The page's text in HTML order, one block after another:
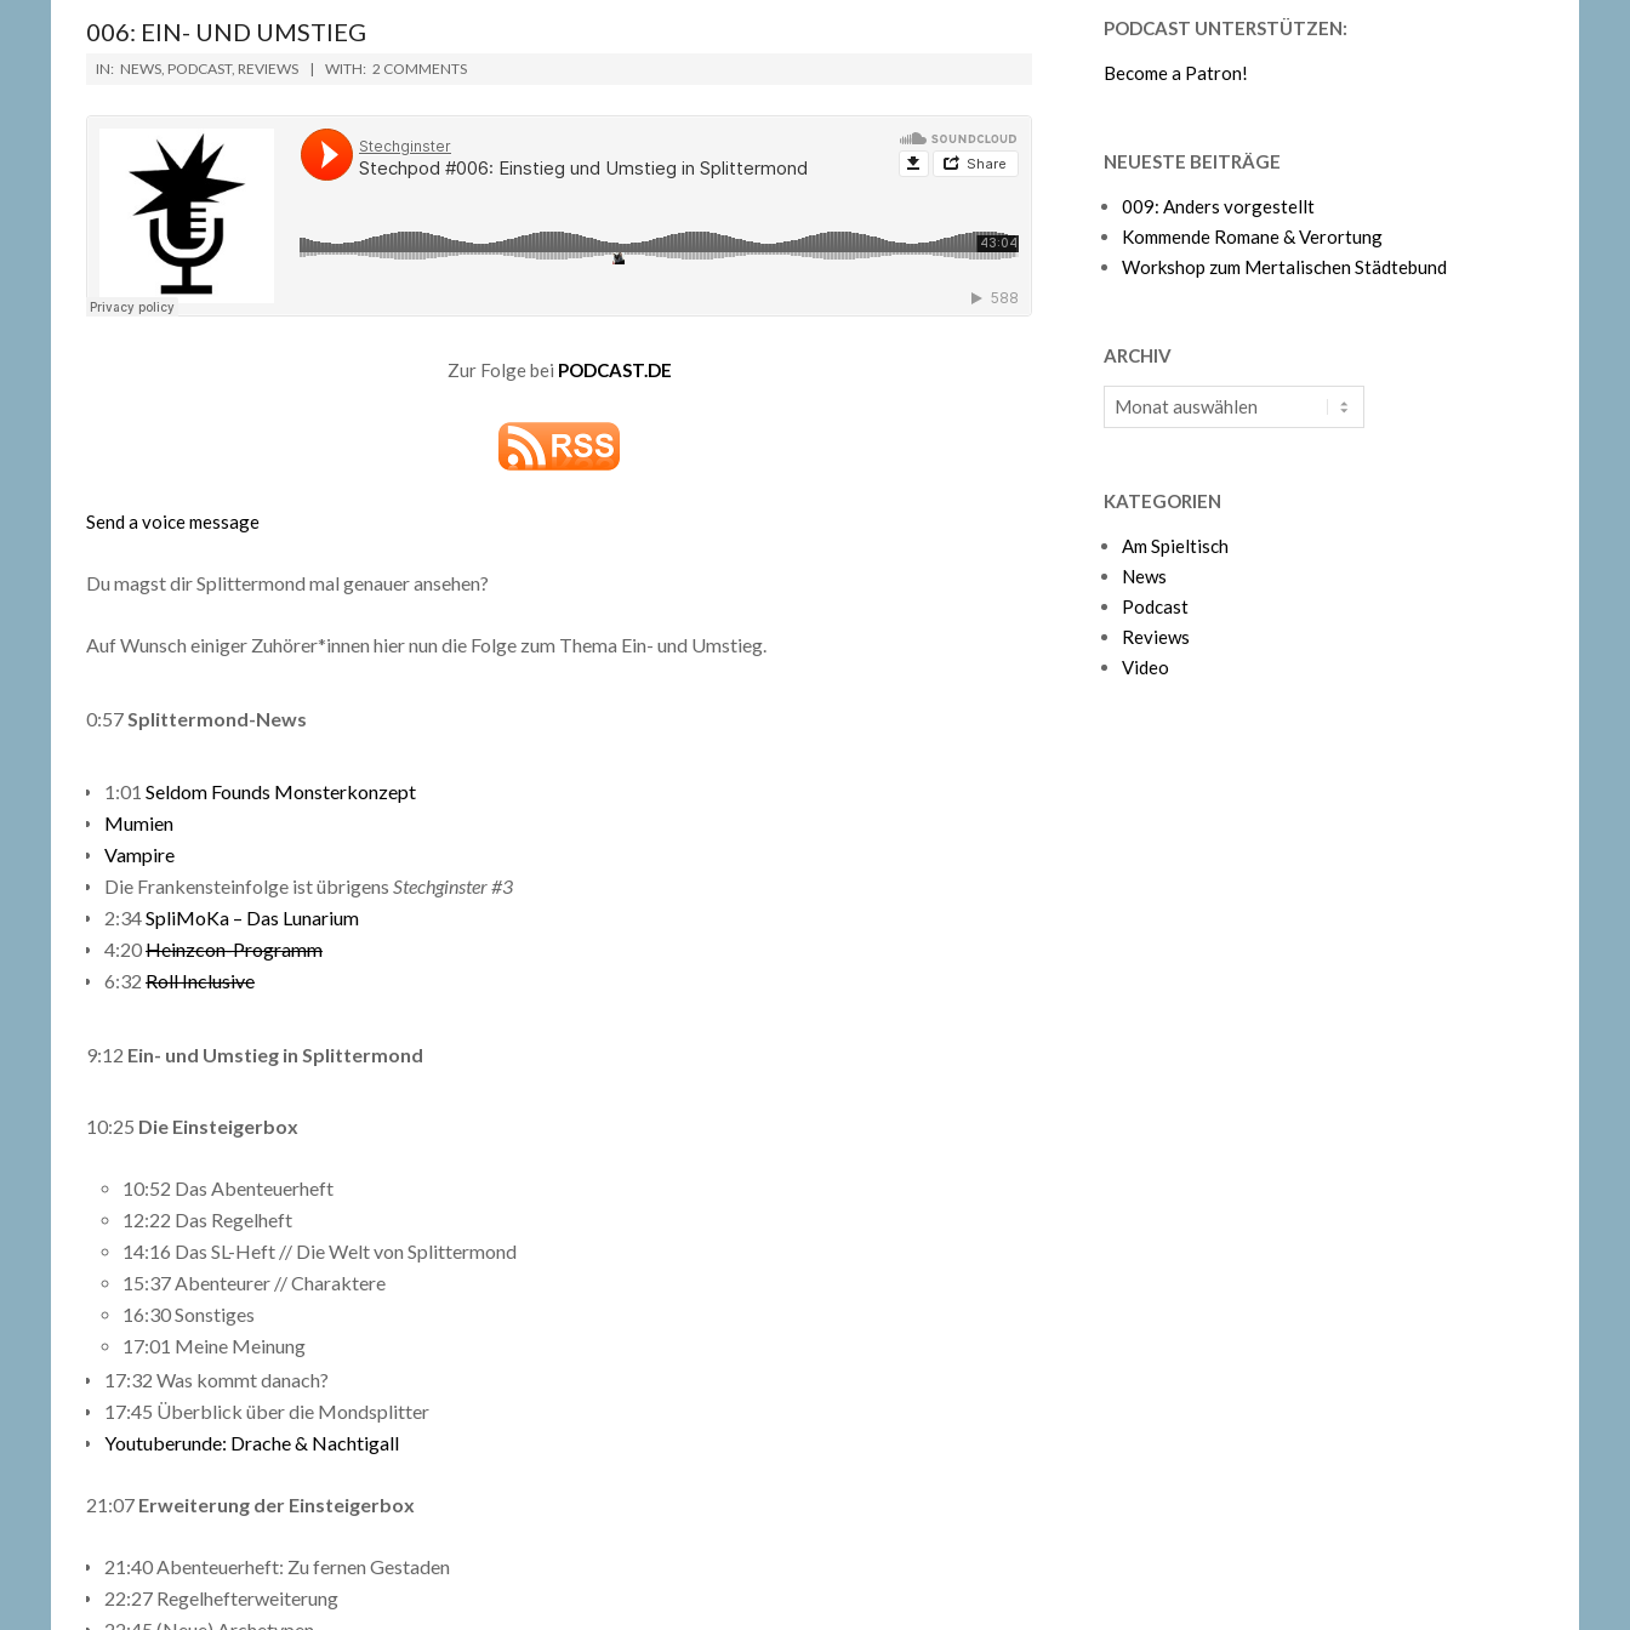
006: EIN- UND UMSTIEG
2019-
08
IN: NEWS, PODCAST, REVIEWS WITH: 2 COMMENTS
Zur Folge bei PODCAST.DE
Send a voice message
Du magst dir Splittermond mal genauer ansehen?
Auf Wunsch einiger Zuhörer*innen hier nun die Folge zum Thema Ein- und Umstieg.
0:57Splittermond-News
1:01 Seldom Founds Monsterkonzept
Mumien
Vampire
Die Frankensteinfolge ist übrigens Stechginster #3
2:34SpliMoKa – Das Lunarium
4:20Heinzcon-Programm
6:32 Roll Inclusive
9:12 Ein- und Umstieg in Splittermond
10:25 Die Einsteigerbox
10:52 Das Abenteuerheft
12:22 Das Regelheft
14:16 Das SL-Heft // Die Welt von Splittermond
15:37 Abenteurer // Charaktere
16:30 Sonstiges
17:01 Meine Meinung
17:32 Was kommt danach?
17:45 Überblick über die Mondsplitter
Youtuberunde: Drache & Nachtigall
21:07 Erweiterung der Einsteigerbox
21:40 Abenteuerheft: Zu fernen Gestaden
22:27 Regelhefterweiterung
PODCAST UNTERSTÜTZEN:
Become a Patron!
NEUESTE BEITRÄGE
009: Anders vorgestellt
Kommende Romane & Verortung
Workshop zum Mertalischen Städtebund
ARCHIV
Archiv
KATEGORIEN
Am Spieltisch
News
Podcast
Reviews
Video